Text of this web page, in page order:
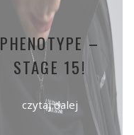
PHENOTYPE –
STAGE 15!
czytaj dalej